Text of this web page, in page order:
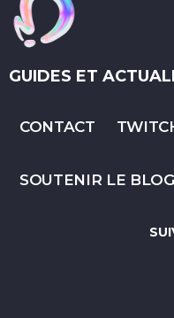
GUIDES ET
CONTACT
SOUTENIR LE BLOG